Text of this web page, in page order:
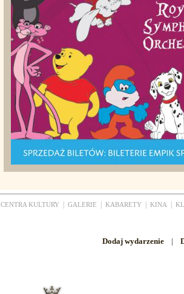
CENTRA KULTURY GALERIE KABARETY KINA
Dodaj wydarzenie |